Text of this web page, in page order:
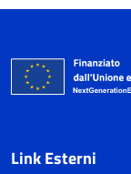
Link Esterni